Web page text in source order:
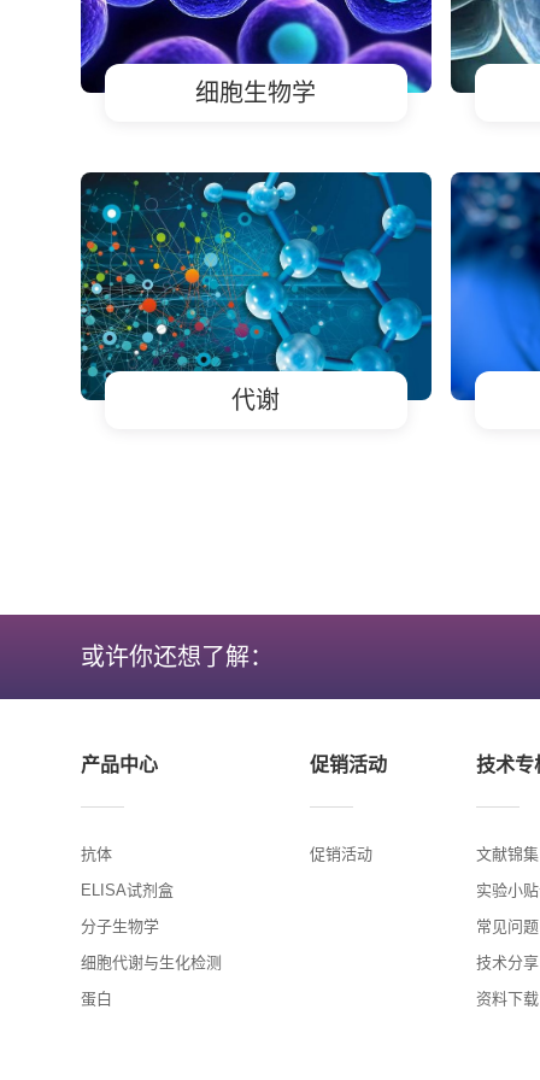
细胞生物学
代谢
或许你还想了解：
产品中心
抗体
ELISA试剂盒
分子生物学
细胞代谢与生化检测
蛋白
促销活动
促销活动
技术专
文献锦集
实验小
常见问题
技术分享
资料下载